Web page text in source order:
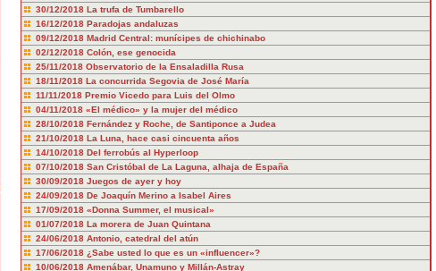
30/12/2018 La trufa de Tumbarello
16/12/2018 Paradojas andaluzas
09/12/2018 Madrid Central: munícipes de chichinabo
02/12/2018 Colón, ese genocida
25/11/2018 Observatorio de la Ensaladilla Rusa
18/11/2018 La concurrida Segovia de José María
11/11/2018 Premio Vicedo para Luis del Olmo
04/11/2018 «El médico» y la mujer del médico
28/10/2018 Fernández y Roche, de Santiponce a Judea
21/10/2018 La Luna, hace casi cincuenta años
14/10/2018 Del ferrobús al Hyperloop
07/10/2018 San Cristóbal de La Laguna, alhaja de España
30/09/2018 Juegos de ayer y hoy
24/09/2018 De Joaquín Merino a Isabel Aires
17/09/2018 «Donna Summer, el musical»
01/07/2018 La morera de Juan Quintana
24/06/2018 Antonio, catedral del atún
17/06/2018 ¿Sabe usted lo que es un «influencer»?
10/06/2018 Amenábar, Unamuno y Millán-Astray